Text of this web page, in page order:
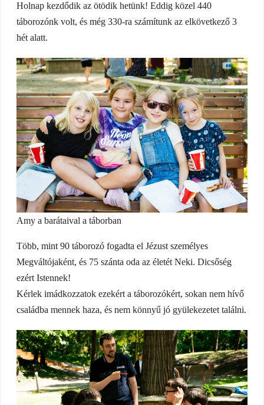
Holnap kezdődik az ötödik hetünk! Eddig közel 440
táborozónk volt, és még 330-ra számítunk az elkövetkező 3
hét alatt.
Amy a barátaival a táborban
Több, mint 90 táborozó fogadta el Jézust személyes
Megváltójaként, és 75 szánta oda az életét Neki. Dicsőség
ezért Istennek!
Kérlek imádkozzatok ezekért a táborozókért, sokan nem hívő
családba mennek haza, és nem könnyű jó gyülekezetet találni.